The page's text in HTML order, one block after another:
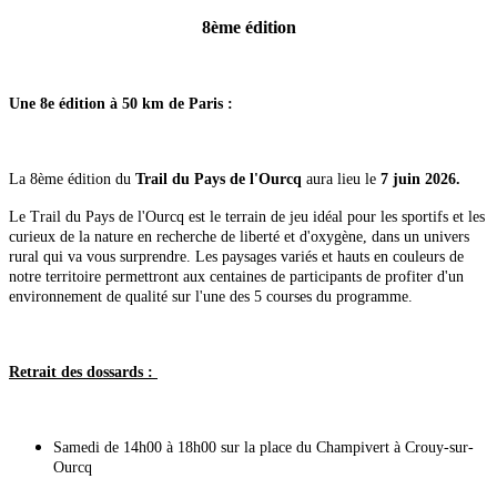
8ème édition
Une 8e édition à 50 km de Paris :
La 8ème édition du Trail du Pays de l'Ourcq aura lieu le 7 juin 2026.
Le Trail du Pays de l'Ourcq est le terrain de jeu idéal pour les sportifs et les
curieux de la nature en recherche de liberté et d'oxygène, dans un univers
rural qui va vous surprendre. Les paysages variés et hauts en couleurs de
notre territoire permettront aux centaines de participants de profiter d'un
environnement de qualité sur l'une des 5 courses du programme.
Retrait des dossards :
Samedi de 14h00 à 18h00 sur la place du Champivert à Crouy-sur-
Ourcq